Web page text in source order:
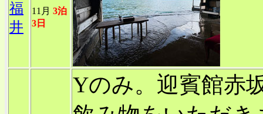
福
井
11月 3泊
3日
Yのみ。迎賓館赤